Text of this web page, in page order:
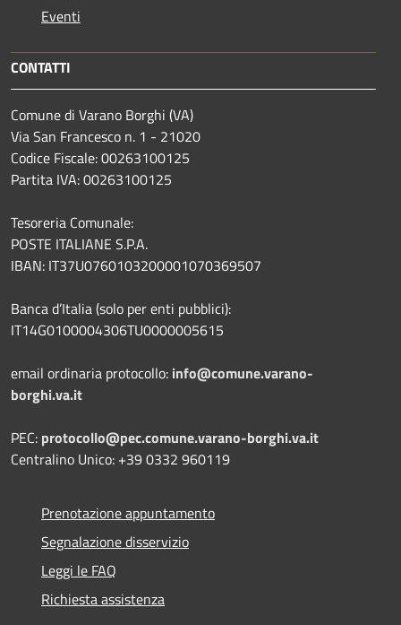
Eventi
CONTATTI
Comune di Varano Borghi (VA)
Via San Francesco n. 1 - 21020
Codice Fiscale: 00263100125
Partita IVA: 00263100125
Tesoreria Comunale:
POSTE ITALIANE S.P.A.
IBAN: IT37U0760103200001070369507
Banca d’Italia (solo per enti pubblici):
IT14G0100004306TU0000005615
email ordinaria protocollo: info@comune.varano-
borghi.va.it
PEC: protocollo@pec.comune.varano-borghi.va.it
Centralino Unico: +39 0332 960119
Prenotazione appuntamento
Segnalazione disservizio
Leggi le FAQ
Richiesta assistenza